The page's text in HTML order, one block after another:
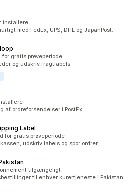
installere
med FedEx, UPS, DHL og JapanPost.
for gratis prøveperiode
og udskriv fragtlabels
af ordreforsendelser i PostEx
Label
for gratis prøveperiode
udskriv labels og spor ordrer.
tilgængeligt
til enhver kurertjeneste i Pakistan.